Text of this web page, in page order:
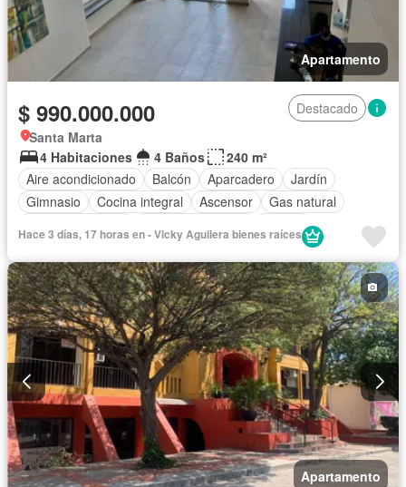
Apartamento
$ 990.000.000
Destacado
Santa Marta
4 Habitaciones
4 Baños
240 m²
Aire acondicionado
Balcón Aparcadero
Jardín
Gimnasio
Cocina integral Ascensor
Gas natural
Hace 3 días, 17 horas en - Vicky Aguilera bienes raíces
Apartamento